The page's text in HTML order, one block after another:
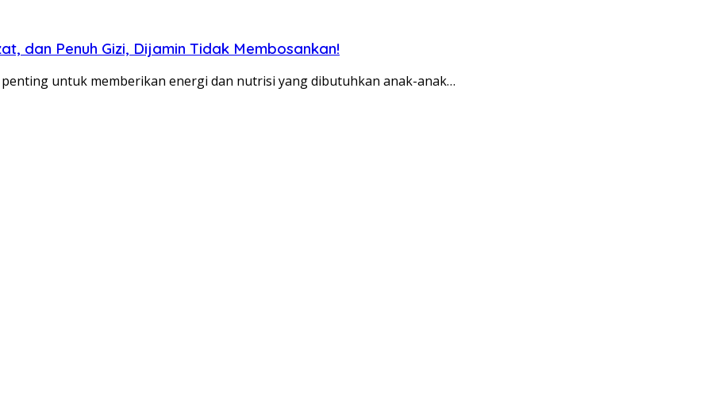
dan Penuh Gizi, Dijamin Tidak Membosankan!
penting untuk memberikan energi dan nutrisi yang dibutuhkan anak-anak…